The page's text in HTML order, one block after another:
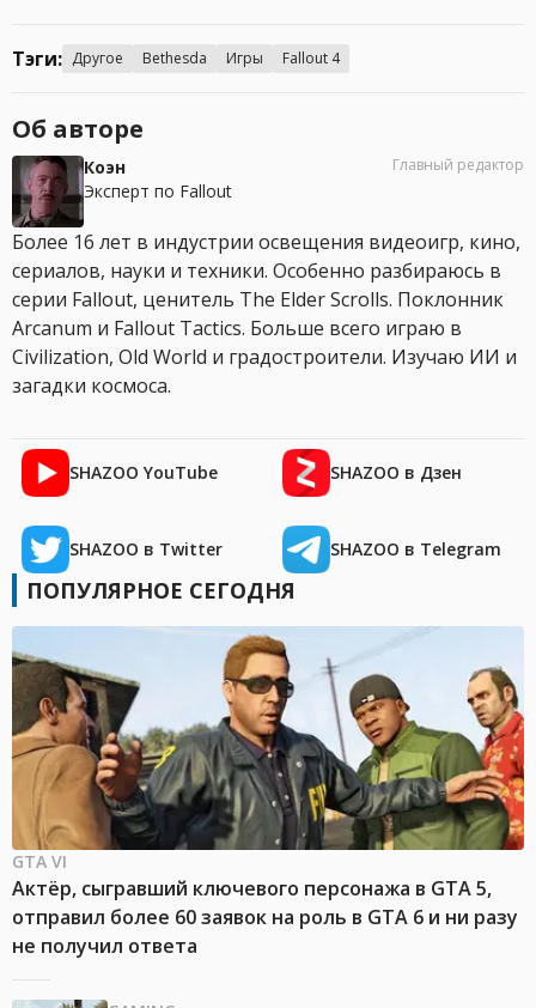
Тэги: Другое Bethesda Игры Fallout 4
Об авторе
Коэн
Эксперт по Fallout
Главный редактор
Более 16 лет в индустрии освещения видеоигр, кино,
сериалов, науки и техники. Особенно разбираюсь в
серии Fallout, ценитель The Elder Scrolls. Поклонник
Arcanum и Fallout Tactics. Больше всего играю в
Civilization, Old World и градостроители. Изучаю ИИ и
загадки космоса.
SHAZOO YouTube SHAZOO в Дзен
SHAZOO в Twitter SHAZOO в Telegram
ПОПУЛЯРНОЕ СЕГОДНЯ
GTA VI
Актёр, сыгравший ключевого персонажа в GTA 5,
отправил более 60 заявок на роль в GTA 6 и ни разу
не получил ответа